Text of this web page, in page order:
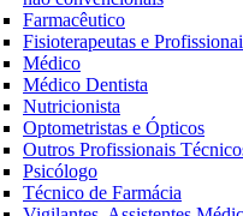
Farmacêutico
Fisioterapeutas e
Médico
Médico Dentista
Nutricionista
Optometristas e Ópticos
Outros Profissionais
Psicólogo
Técnico de Farmácia